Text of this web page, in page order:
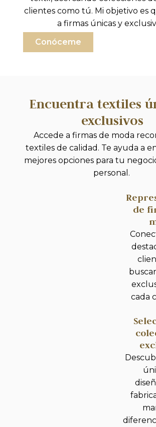
clientes como tú. Mi objetivo es
a firmas únicas y
Conóceme
Encuentra textiles
exclusivos
Accede a firmas de moda
textiles de calidad. Te ayuda a
mejores opciones para tu
personal.
de
cada